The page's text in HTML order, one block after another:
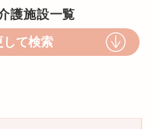
いて 費用について
護施設一覧
して検索